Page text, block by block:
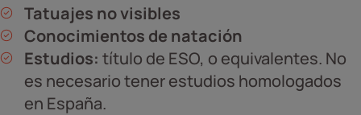
Tatuajes no visibles
Conocimientos de natación
Estudios: título de ESO, o equivalentes. No
es necesario tener estudios homologados
en España.